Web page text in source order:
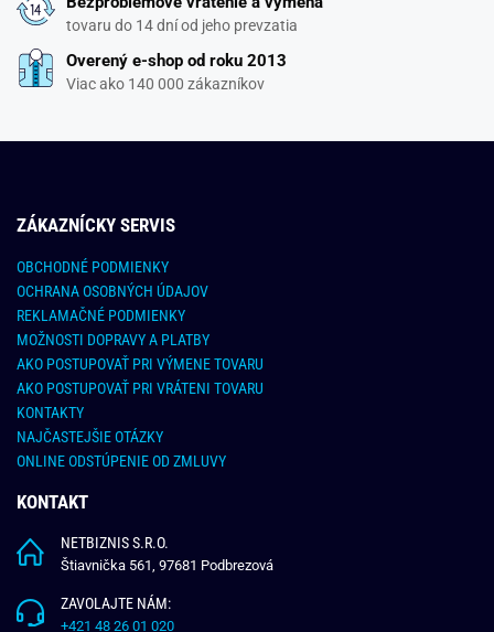
tovaru do 14 dní od jeho prevzatia
Overený e-shop od roku 2013
Viac ako 140 000 zákazníkov
ZÁKAZNÍCKY SERVIS
OBCHODNÉ PODMIENKY
OCHRANA OSOBNÝCH ÚDAJOV
REKLAMAČNÉ PODMIENKY
MOŽNOSTI DOPRAVY A PLATBY
AKO POSTUPOVAŤ PRI VÝMENE TOVARU
AKO POSTUPOVAŤ PRI VRÁTENI TOVARU
KONTAKTY
NAJČASTEJŠIE OTÁZKY
ONLINE ODSTÚPENIE OD ZMLUVY
KONTAKT
NETBIZNIS S.R.O.
Štiavnička 561, 97681 Podbrezová
ZAVOLAJTE NÁM:
+421 48 26 01 020